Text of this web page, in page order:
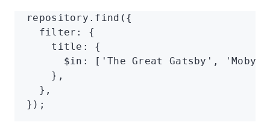
repository .find ({
  filter
:
{
    title
:
{
      $in
: [ 'The Great Gatsby' ,
'Moby
    }
,
  }
,
});